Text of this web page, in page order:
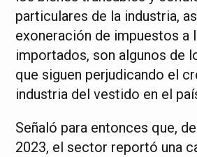
particulares de la industria,
exoneración de impuestos a
importados, son algunos de
que siguen perjudicando el
industria del vestido en el
Señaló para entonces que,
2023, el sector reportó una